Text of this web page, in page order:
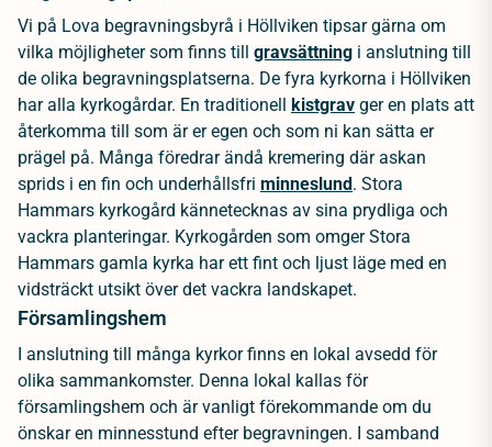
Vi på Lova begravningsbyrå i Höllviken tipsar gärna om
vilka möjligheter som finns till gravsättning i anslutning till
de olika begravningsplatserna. De fyra kyrkorna i Höllviken
har alla kyrkogårdar. En traditionell kistgrav ger en plats att
återkomma till som är er egen och som ni kan sätta er
prägel på. Många föredrar ändå kremering där askan
sprids i en fin och underhållsfri minneslund. Stora
Hammars kyrkogård kännetecknas av sina prydliga och
vackra planteringar. Kyrkogården som omger Stora
Hammars gamla kyrka har ett fint och ljust läge med en
vidsträckt utsikt över det vackra landskapet.
Församlingshem
I anslutning till många kyrkor finns en lokal avsedd för
olika sammankomster. Denna lokal kallas för
församlingshem och är vanligt förekommande om du
önskar en minnesstund efter begravningen. I samband